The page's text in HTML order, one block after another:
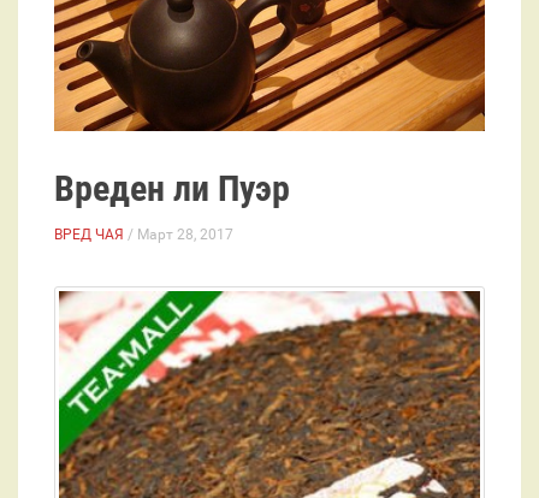
Вреден ли Пуэр
ВРЕД ЧАЯ / Март 28, 2017